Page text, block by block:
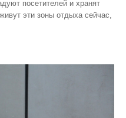
посетителей и хранят
эти зоны отдыха сейчас,